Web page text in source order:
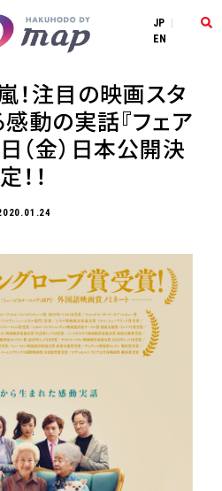
JP
EN
！注目の映画スタ
動の実話『フェア
（金）日本公開決
定！！